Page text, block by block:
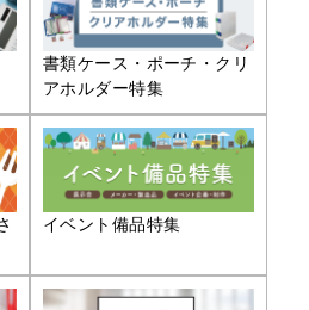
書類ケース・ポーチ・クリ
アホルダー特集
イベント備品特集